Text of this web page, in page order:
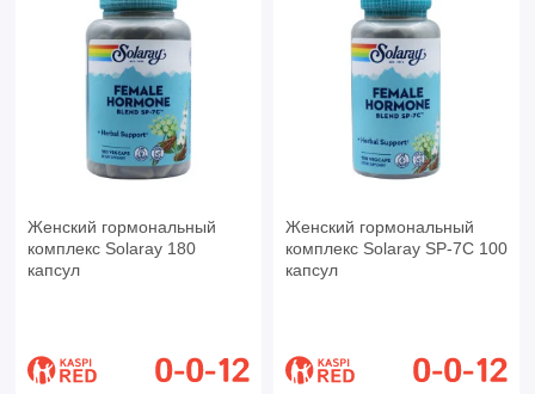
Женский гормональный
комплекс Solaray 180
капсул
Женский гормональный
комплекс Solaray SP-7C 100
капсул